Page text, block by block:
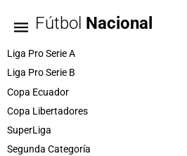
Fútbol Nacional
Liga Pro Serie A
Liga Pro Serie B
Copa Ecuador
Copa Libertadores
SuperLiga
Segunda Categoría